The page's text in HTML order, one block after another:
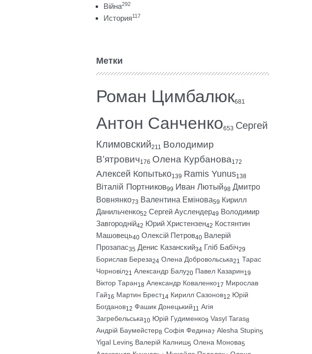
Війна292
История117
Метки
Роман Цимбалюк681
Антон Санченко653 Сергей
Климовский211 Володимир
В’ятрович176 Олена Курбанова172
Алексей Копытько139 Ramis Yunus138
Віталій Портников99 Иван Лютый98 Дмитро
Вовнянко73 Валентина Емінова59 Кирилл
Данильченко52 Сергей Ауслендер49 Володимир
Завгородній42 Юрий Христензен42 Костянтин
Машовець40 Олексій Петров40 Валерій
Прозапас35 Денис Казанский34 Гліб Бабіч29
Борислав Береза24 Олена Добровольська21 Тарас
Чорновіл21 Александр Балу20 Павел Казарин19
Віктор Таран18 Александр Коваленко17 Мирослав
Гай16 Мартин Брест14 Кирилл Сазонов12 Юрій
Богданов12 Фашик Донецький11 Агія
Загребельська10 Юрій Гудименко9 Vasyl Taras8
Андрій Баумейстер8 Софія Федина7 Alesha Stupin5
Yigal Levin5 Валерій Калниш5 Олена Монова5